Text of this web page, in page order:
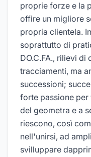
proprie forze e la
offire un migliore
propria clientela.
soprattutto di
DO.C.FA., rilievi
tracciamenti, ma
successioni;
forte passione
del geometra e a
riescono, così
nell'unirsi, ad
svilluppare